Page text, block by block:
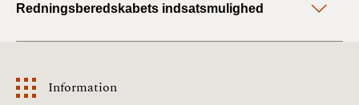
Redningsberedskabets indsatsmulighed
Information